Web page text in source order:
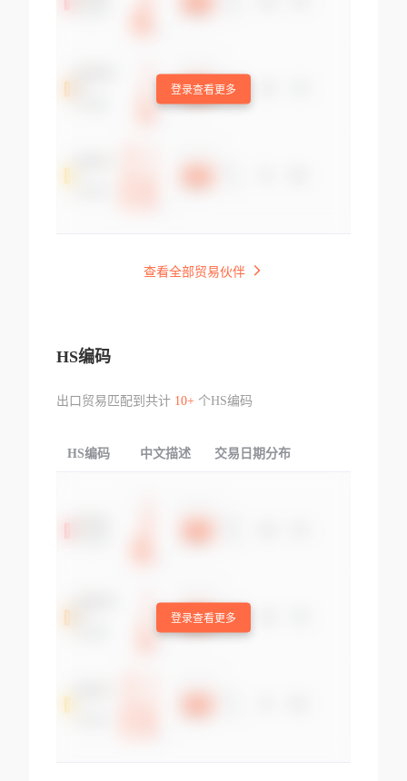
登录查看更多
查看全部贸易伙伴
HS编码
出口贸易匹配到共计 10+个HS编码
HS编码 中文描述 交易日期分布
登录查看更多